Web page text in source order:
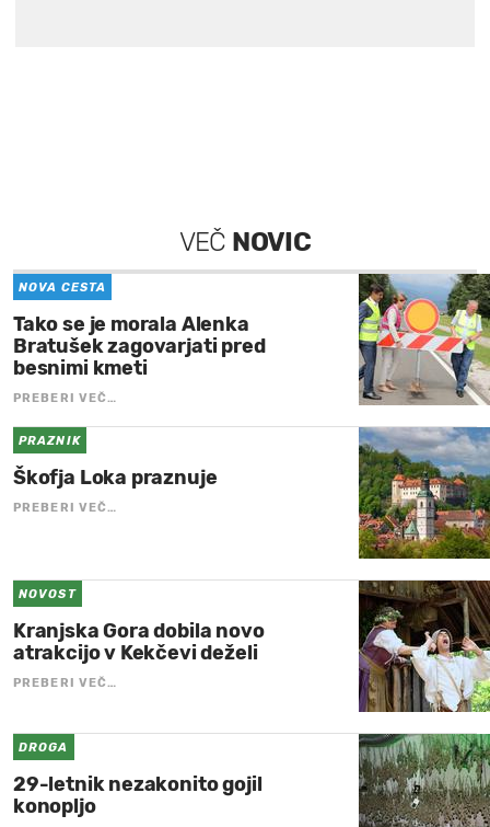
VEČ NOVIC
NOVA CESTA
Tako se je morala Alenka
Bratušek zagovarjati pred
besnimi kmeti
PREBERI VEČ…
PRAZNIK
Škofja Loka praznuje
PREBERI VEČ…
NOVOST
Kranjska Gora dobila novo
atrakcijo v Kekčevi deželi
PREBERI VEČ…
DROGA
29-letnik nezakonito gojil
konopljo